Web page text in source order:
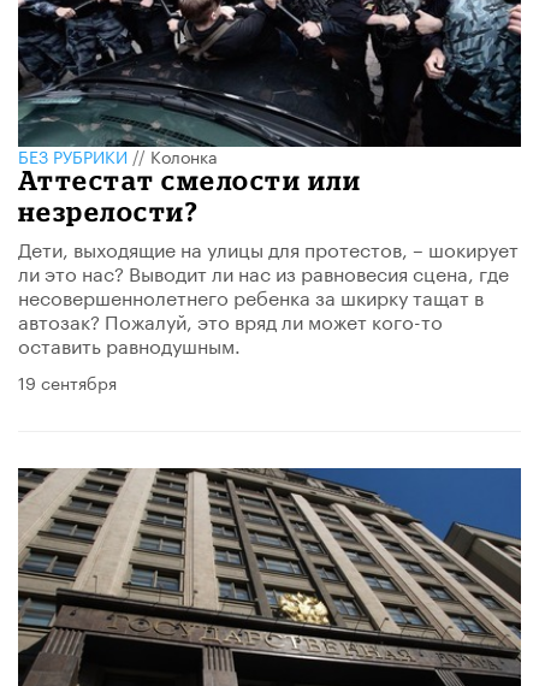
БЕЗ РУБРИКИ//Колонка
Аттестат смелости или
незрелости?
Дети, выходящие на улицы для протестов, – шокирует
ли это нас? Выводит ли нас из равновесия сцена, где
несовершеннолетнего ребенка за шкирку тащат в
автозак? Пожалуй, это вряд ли может кого-то
оставить равнодушным.
19 сентября